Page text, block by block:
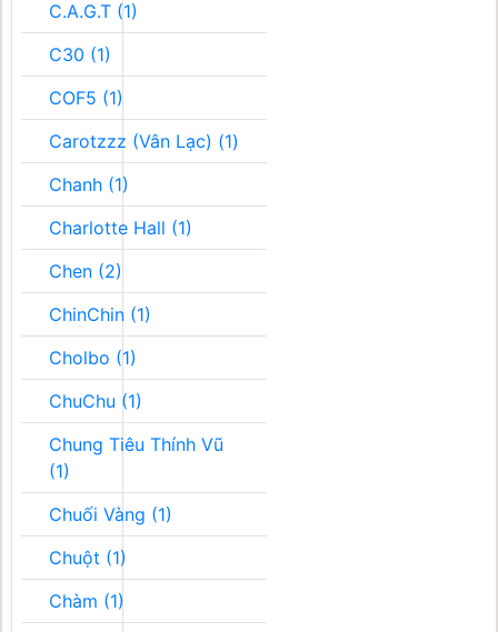
C.A.G.T (1)
C30 (1)
COF5 (1)
Carotzzz (Vân Lạc) (1)
Chanh (1)
Charlotte Hall (1)
Chen (2)
ChinChin (1)
Cholbo (1)
ChuChu (1)
Chung Tiêu Thính Vũ
(1)
Chuối Vàng (1)
Chuột (1)
Chàm (1)